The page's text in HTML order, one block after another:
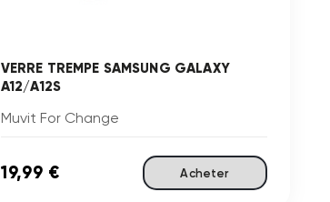
VERRE TREMPE SAMSUNG GALAXY
A12/A12S
Muvit For Change
19,99 € Acheter